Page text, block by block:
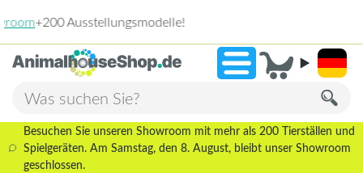
»2.238 Bewertungen!
Besuchen Sie unseren Showroom mit mehr als 200 Tierställen und
Spielgeräten. Am Samstag, den 8. August, bleibt unser Showroom
geschlossen.